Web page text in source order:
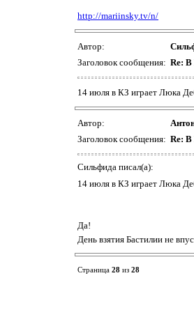
http://mariinsky.tv/n/
Автор:
Заголовок сообщения: Re: В
14 июля в КЗ играет Люка
Автор:
Заголовок сообщения: Re: В
Сильфида писал(а):
14 июля в КЗ играет Люка
Да!
День взятия Бастилии не
Страница 28 из 28